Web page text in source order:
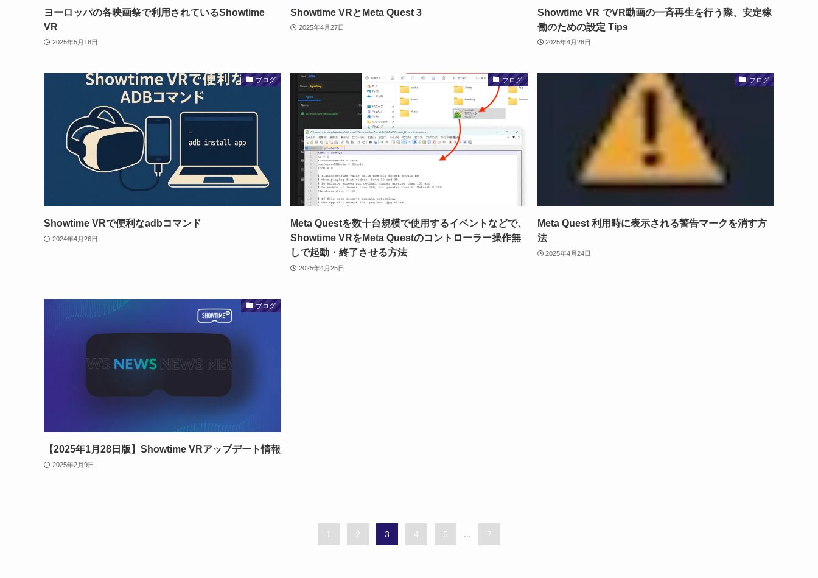
ヨーロッパの各映画祭で利用されているShowtime
VR
2025年5月18日
Showtime VRとMeta Quest 3
2025年4月27日
Showtime VR でVR動画の一斉再生を行う際、安定稼
働のための設定 Tips
2025年4月26日
ブログ
Showtime VRで便利なadbコマンド
2024年4月26日
ブログ
Meta Questを数十台規模で使用するイベントなどで、
Showtime VRをMeta Questのコントローラー操作無
しで起動・終了させる方法
2025年4月25日
ブログ
Meta Quest 利用時に表示される警告マークを消す方
法
2025年4月24日
ブログ
【2025年1月28日版】Showtime VRアップデート情報
2025年2月9日
1 2 3 4 5 7